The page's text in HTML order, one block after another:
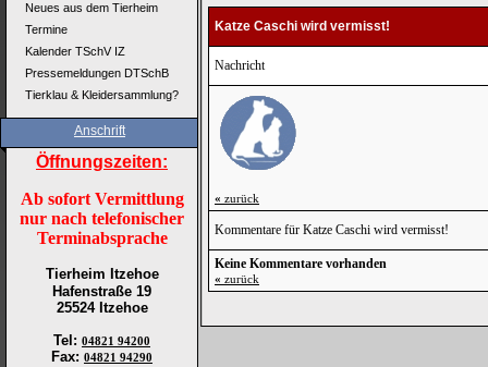
Neues aus dem Tierheim
Termine
Kalender TSchV IZ
Pressemeldungen DTSchB
Tierklau & Kleidersammlung?
Anschrift
Öffnungszeiten:
Ab sofort Vermittlung
nur nach telefonischer
Terminabsprache
Tierheim Itzehoe
Hafenstraße 19
25524 Itzehoe
Tel : 04821 94200
Fax: 04821 94290
Katze Caschi wird vermisst!
Nachricht
« zurück
Kommentare für Katze Caschi wird vermisst!
Keine Kommentare vorhanden
« zurück